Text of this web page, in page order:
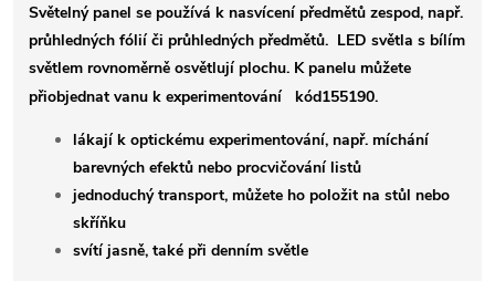
Světelný panel se používá k nasvícení předmětů zespod, např.
průhledných fólií či průhledných předmětů. LED světla s bílím
světlem rovnoměrně osvětlují plochu. K panelu můžete
přiobjednat vanu k experimentování kód155190.
lákají k optickému experimentování, např. míchání
barevných efektů nebo procvičování listů
jednoduchý transport, můžete ho položit na stůl nebo
skříňku
svítí jasně, také při denním světle